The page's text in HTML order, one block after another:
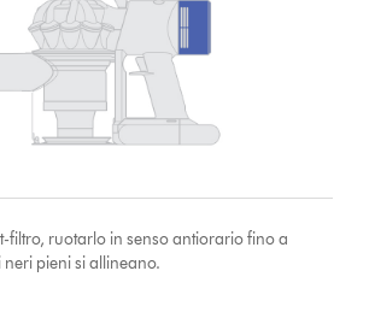
filtro, ruotarlo in senso antiorario fino a
pieni si allineano.